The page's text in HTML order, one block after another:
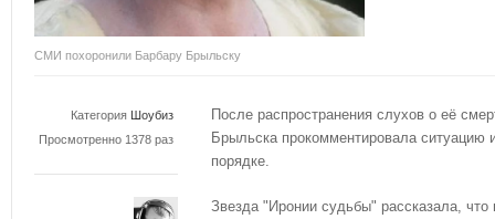
СМИ похоронили Барбару Брыльску
Категория Шоубиз
Просмотренно 1378 раз
После распространения слухов о её
Брыльска прокомментировала ситуацию
порядке.
Звезда "Иронии судьбы" рассказала,